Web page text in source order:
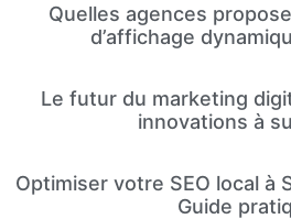
Quelles agences
d’affichage
Le futur du marketing
innovations à
Optimiser votre SEO local à
Guide